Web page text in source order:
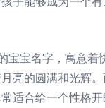
宝宝名字，寓意
亮的圆满和光辉
适合给一个性格